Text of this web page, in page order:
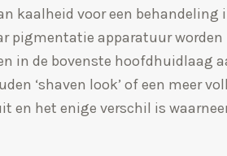
kaalheid voor een
pigmentatie apparatuur
in de bovenste hoofdhuidlaag
‘shaven look’ of een meer
en het enige verschil is